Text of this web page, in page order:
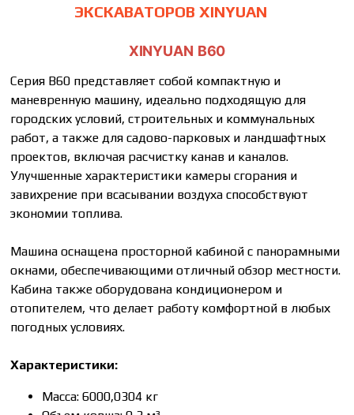
ЭКСКАВАТОРОВ XINYUAN
XINYUAN B60
Серия В60 представляет собой компактную и
маневренную машину, идеально подходящую для
городских условий, строительных и коммунальных
работ, а также для садово-парковых и ландшафтных
проектов, включая расчистку канав и каналов.
Улучшенные характеристики камеры сгорания и
завихрение при всасывании воздуха способствуют
экономии топлива.
Машина оснащена просторной кабиной с панорамными
окнами, обеспечивающими отличный обзор местности.
Кабина также оборудована кондиционером и
отопителем, что делает работу комфортной в любых
погодных условиях.
Характеристики:
Масса: 6000,0304 кг